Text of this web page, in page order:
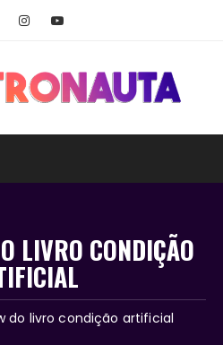
LIVRO CONDIÇÃO
do livro condição artificial